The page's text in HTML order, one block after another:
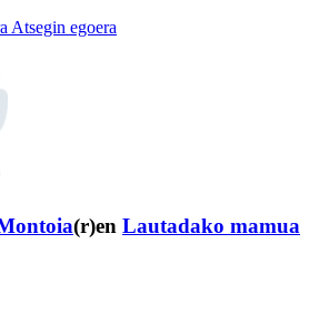
Atsegin egoera
(r)en Lautadako mamua